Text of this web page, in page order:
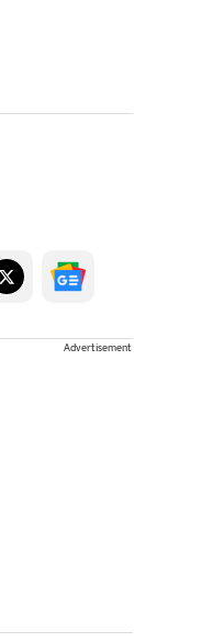
Advertisement